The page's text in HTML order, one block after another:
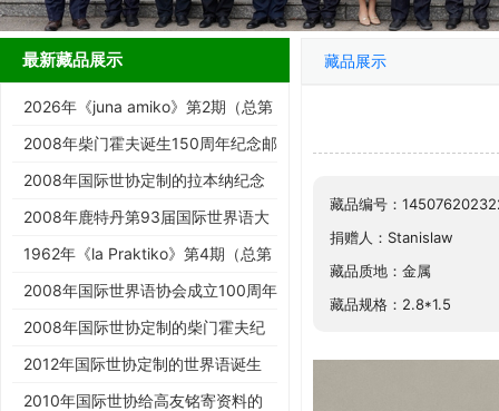
最新藏品展示
2026年《juna amiko》第2期（总第
187期）
2008年柴门霍夫诞生150周年纪念邮
票
2008年国际世协定制的拉本纳纪念
邮票
2008年鹿特丹第93届国际世界语大
会纪念邮票
1962年《la Praktiko》第4期（总第
294期）
2008年国际世界语协会成立100周年
纪念邮票
2008年国际世协定制的柴门霍夫纪
念邮票
2012年国际世协定制的世界语诞生
125周年邮票
2010年国际世协给高友铭寄资料的
藏品展示
藏品编号：
捐赠人：Stanislaw
藏品质地：金属
藏品规格：2.8*1.5